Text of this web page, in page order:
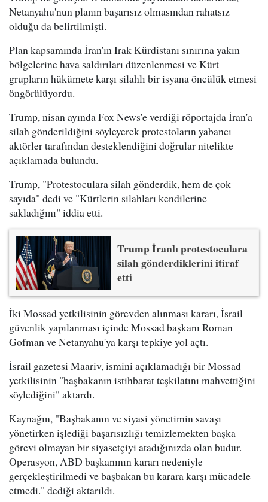
Netanyahu'nun planın başarısız olmasından rahatsız
olduğu da belirtilmişti.
Plan kapsamında İran'ın Irak Kürdistanı sınırına yakın
bölgelerine hava saldırıları düzenlenmesi ve Kürt
grupların hükümete karşı silahlı bir isyana öncülük etmesi
öngörülüyordu.
Trump, nisan ayında Fox News'e verdiği röportajda İran'a
silah gönderildiğini söyleyerek protestoların yabancı
aktörler tarafından desteklendiğini doğrular nitelikte
açıklamada bulundu.
Trump, "Protestoculara silah gönderdik, hem de çok
sayıda" dedi ve "Kürtlerin silahları kendilerine
sakladığını" iddia etti.
Trump İranlı protestoculara
silah gönderdiklerini itiraf
etti
İki Mossad yetkilisinin görevden alınması kararı, İsrail
güvenlik yapılanması içinde Mossad başkanı Roman
Gofman ve Netanyahu'ya karşı tepkiye yol açtı.
İsrail gazetesi Maariv, ismini açıklamadığı bir Mossad
yetkilisinin "başbakanın istihbarat teşkilatını mahvettiğini
söylediğini" aktardı.
Kaynağın, "Başbakanın ve siyasi yönetimin savaşı
yönetirken işlediği başarısızlığı temizlemekten başka
görevi olmayan bir siyasetçiyi atadığınızda olan budur.
Operasyon, ABD başkanının kararı nedeniyle
gerçekleştirilmedi ve başbakan bu karara karşı mücadele
etmedi." dediği aktarıldı.